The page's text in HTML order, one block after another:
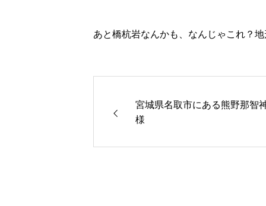
あと橋杭岩なんかも、なんじゃこれ？
宮城県名取市にある熊野那智
様